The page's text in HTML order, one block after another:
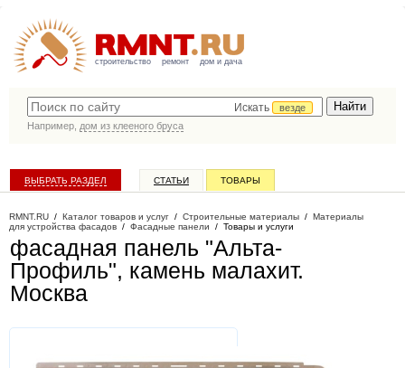
строительство ремонт дом и дача
Искать
везде
Например, дом из клееного бруса
ВЫБРАТЬ РАЗДЕЛ СТАТЬИ ТОВАРЫ
RMNT.RU / Каталог товаров и услуг / Строительные материалы / Материалы
для устройства фасадов / Фасадные панели / Товары и услуги
фасадная панель "Альта-
Профиль", камень малахит.
Москва